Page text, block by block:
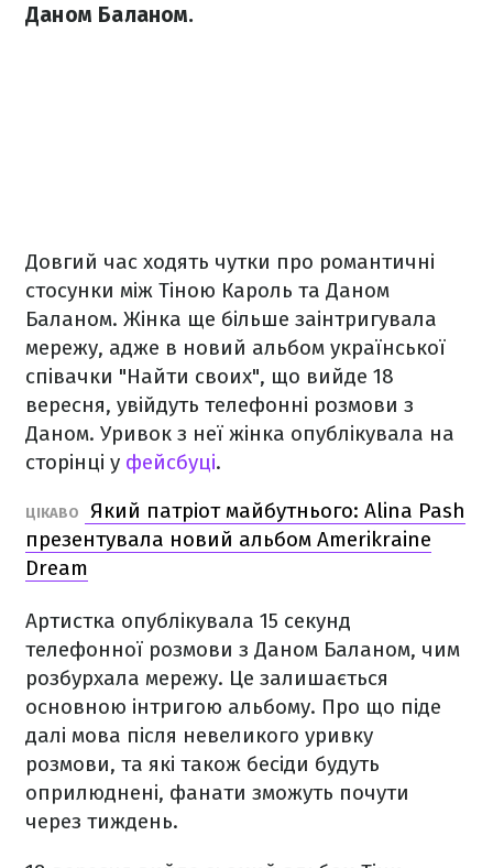
Даном Баланом.
Довгий час ходять чутки про романтичні
стосунки між Тіною Кароль та Даном
Баланом. Жінка ще більше заінтригувала
мережу, адже в новий альбом української
співачки "Найти своих", що вийде 18
вересня, увійдуть телефонні розмови з
Даном. Уривок з неї жінка опублікувала на
сторінці у фейсбуці.
ЦІКАВО
Який патріот майбутнього: Alina Pash
презентувала новий альбом Amerikraine
Dream
Артистка опублікувала 15 секунд
телефонної розмови з Даном Баланом, чим
розбурхала мережу. Це залишається
основною інтригою альбому. Про що піде
далі мова після невеликого уривку
розмови, та які також бесіди будуть
оприлюднені, фанати зможуть почути
через тиждень.